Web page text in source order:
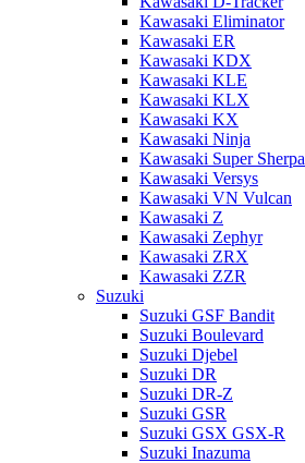
Kawasaki Eliminator
Kawasaki ER
Kawasaki KDX
Kawasaki KLE
Kawasaki KLX
Kawasaki KX
Kawasaki Ninja
Kawasaki Super Sherpa
Kawasaki Versys
Kawasaki VN Vulcan
Kawasaki Z
Kawasaki Zephyr
Kawasaki ZRX
Kawasaki ZZR
Suzuki
Suzuki GSF Bandit
Suzuki Boulevard
Suzuki Djebel
Suzuki DR
Suzuki DR-Z
Suzuki GSR
Suzuki GSX GSX-R
Suzuki Inazuma